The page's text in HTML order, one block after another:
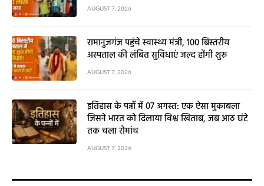
AUGUST 7, 2026
रामानुजगंज पहुंचे स्वास्थ्य मंत्री, 100 बिस्तरीय
अस्पताल की लंबित सुविधाएं जल्द होंगी शुरू
AUGUST 7, 2026
इतिहास के पन्नों में 07 अगस्त: एक ऐसा मुकाबला
जिसने भारत को दिलाया विश्व खिताब, जब आठ घंटे
तक चला रोमांच
AUGUST 7, 2026